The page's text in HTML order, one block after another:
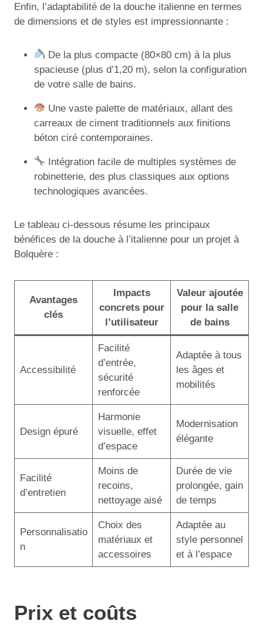
Enfin, l’adaptabilité de la douche italienne en termes
de dimensions et de styles est impressionnante :
De la plus compacte (80×80 cm) à la plus
spacieuse (plus d’1,20 m), selon la configuration
de votre salle de bains.
Une vaste palette de matériaux, allant des
carreaux de ciment traditionnels aux finitions
béton ciré contemporaines.
Intégration facile de multiples systèmes de
robinetterie, des plus classiques aux options
technologiques avancées.
Le tableau ci-dessous résume les principaux
bénéfices de la douche à l’italienne pour un projet à
Bolquère :
Avantages
clés
Impacts
concrets pour
l’utilisateur
Valeur ajoutée
pour la salle
de bains
Accessibilité
Facilité
d’entrée,
sécurité
renforcée
Adaptée à tous
les âges et
mobilités
Design épuré
Harmonie
visuelle, effet
d’espace
Modernisation
élégante
Facilité
d’entretien
Moins de
recoins,
nettoyage aisé
Durée de vie
prolongée, gain
de temps
Personnalisatio
n
Choix des
matériaux et
accessoires
Adaptée au
style personnel
et à l’espace
Prix et coûts